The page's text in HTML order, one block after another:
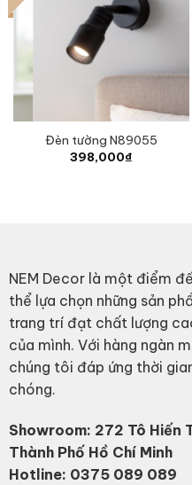
Đèn tường N89055
398,000₫
NEM Decor là một điểm
thể lựa chọn những sản
trang trí đạt chất lượng
của mình. Với hàng ngàn
chúng tôi đáp ứng thời
chóng.
Showroom: 272 Tô Hiến
Thành Phố Hồ Chí Minh
Hotline: 0375 089 089